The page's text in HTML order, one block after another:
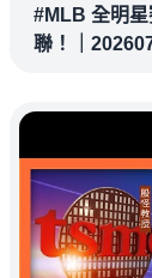
#MLB 全明星
聯！｜